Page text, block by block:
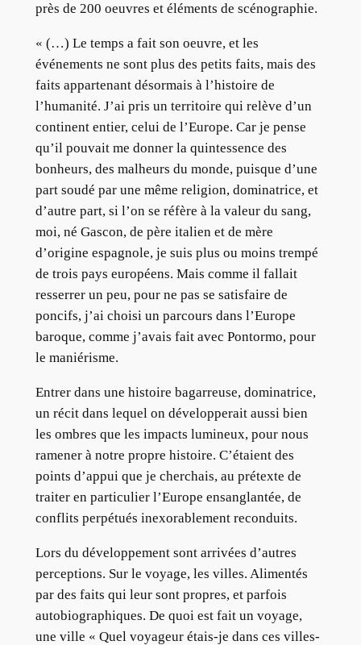
près de 200 oeuvres et éléments de scénographie.
« (…) Le temps a fait son oeuvre, et les
événements ne sont plus des petits faits, mais des
faits appartenant désormais à l’histoire de
l’humanité. J’ai pris un territoire qui relève d’un
continent entier, celui de l’Europe. Car je pense
qu’il pouvait me donner la quintessence des
bonheurs, des malheurs du monde, puisque d’une
part soudé par une même religion, dominatrice, et
d’autre part, si l’on se réfère à la valeur du sang,
moi, né Gascon, de père italien et de mère
d’origine espagnole, je suis plus ou moins trempé
de trois pays européens. Mais comme il fallait
resserrer un peu, pour ne pas se satisfaire de
poncifs, j’ai choisi un parcours dans l’Europe
baroque, comme j’avais fait avec Pontormo, pour
le maniérisme.
Entrer dans une histoire bagarreuse, dominatrice,
un récit dans lequel on développerait aussi bien
les ombres que les impacts lumineux, pour nous
ramener à notre propre histoire. C’étaient des
points d’appui que je cherchais, au prétexte de
traiter en particulier l’Europe ensanglantée, de
conflits perpétués inexorablement reconduits.
Lors du développement sont arrivées d’autres
perceptions. Sur le voyage, les villes. Alimentés
par des faits qui leur sont propres, et parfois
autobiographiques. De quoi est fait un voyage,
une ville « Quel voyageur étais-je dans ces villes-